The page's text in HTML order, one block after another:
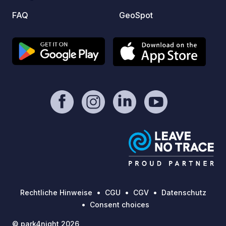
FAQ
GeoSpot
Rechtliche Hinweise CGU CGV
Datenschutz
Consent choices
© park4night 2026